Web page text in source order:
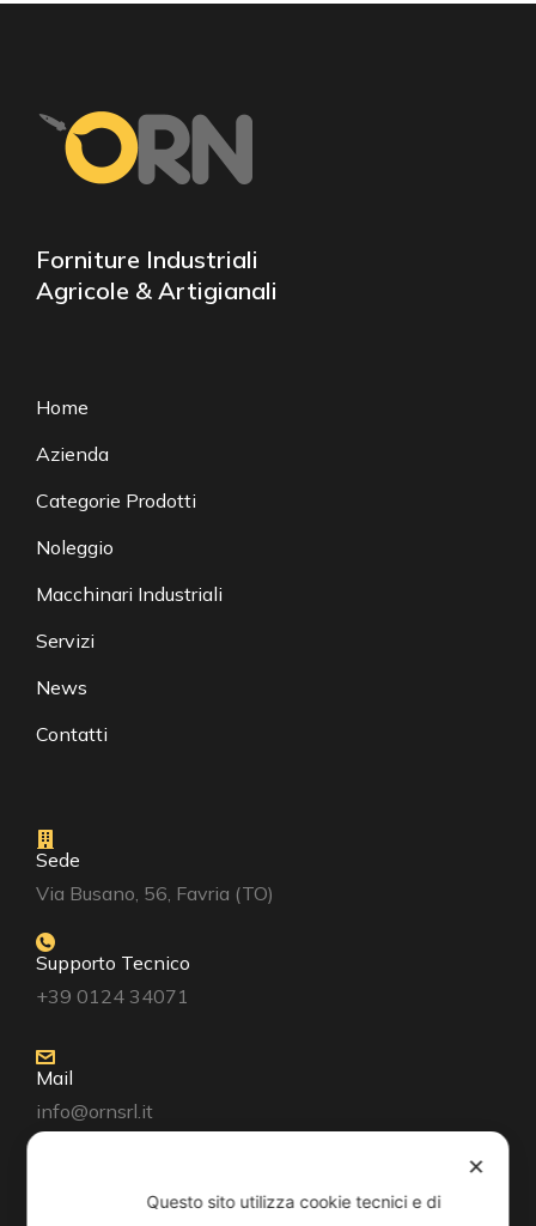
Forniture Industriali
Agricole & Artigianali
Home
Azienda
Categorie Prodotti
Noleggio
Macchinari Industriali
Servizi
News
Contatti
Sede
Via Busano, 56, Favria (TO)
Supporto Tecnico
+39 0124 34071
Mail
info@ornsrl.it
✕
Questo sito utilizza cookie tecnici e di